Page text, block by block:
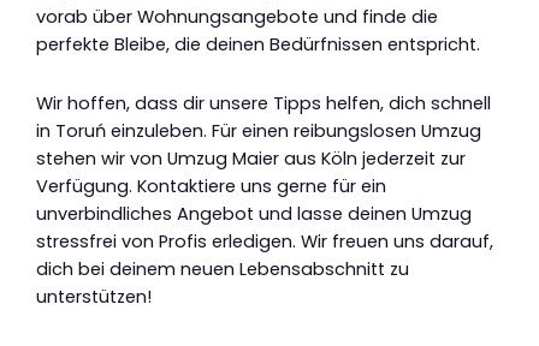
vorab über Wohnungsangebote und finde die
perfekte Bleibe, die deinen Bedürfnissen entspricht.
Wir hoffen, dass dir unsere Tipps helfen, dich schnell
in Toruń einzuleben. Für einen reibungslosen Umzug
stehen wir von Umzug Maier aus Köln jederzeit zur
Verfügung. Kontaktiere uns gerne für ein
unverbindliches Angebot und lasse deinen Umzug
stressfrei von Profis erledigen. Wir freuen uns darauf,
dich bei deinem neuen Lebensabschnitt zu
unterstützen!